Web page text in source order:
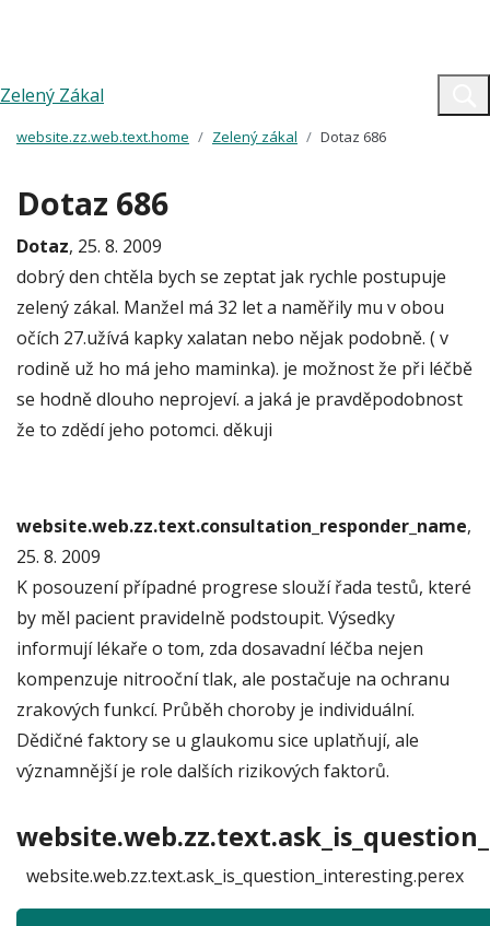
Zelený Zákal
website.zz.web.text.home Zelený zákal Dotaz 686
Dotaz 686
Dotaz, 25. 8. 2009
dobrý den chtěla bych se zeptat jak rychle postupuje
zelený zákal. Manžel má 32 let a naměřily mu v obou
očích 27.užívá kapky xalatan nebo nějak podobně. ( v
rodině už ho má jeho maminka). je možnost že při léčbě
se hodně dlouho neprojeví. a jaká je pravděpodobnost
že to zdědí jeho potomci. děkuji
website.web.zz.text.consultation_responder_name,
25. 8. 2009
K posouzení případné progrese slouží řada testů, které
by měl pacient pravidelně podstoupit. Výsedky
informují lékaře o tom, zda dosavadní léčba nejen
kompenzuje nitrooční tlak, ale postačuje na ochranu
zrakových funkcí. Průběh choroby je individuální.
Dědičné faktory se u glaukomu sice uplatňují, ale
významnější je role dalších rizikových faktorů.
website.web.zz.text.ask_is_question_interesting.perex